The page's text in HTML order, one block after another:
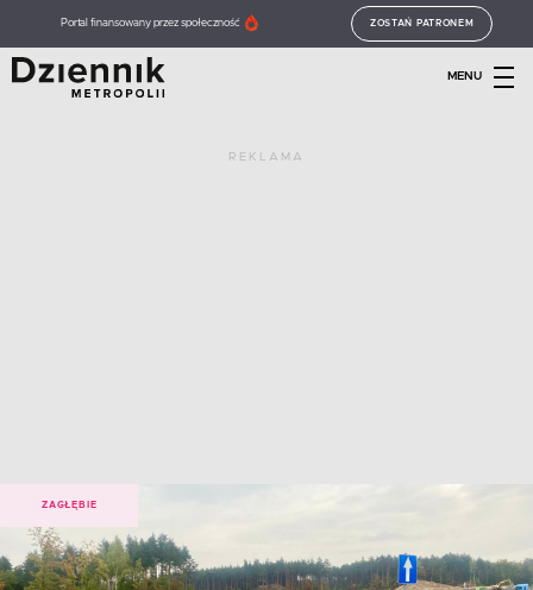
Portal finansowany przez społeczność ZOSTAŃ PATRONEM
MENU
REKLAMA
ZAGŁĘBIE